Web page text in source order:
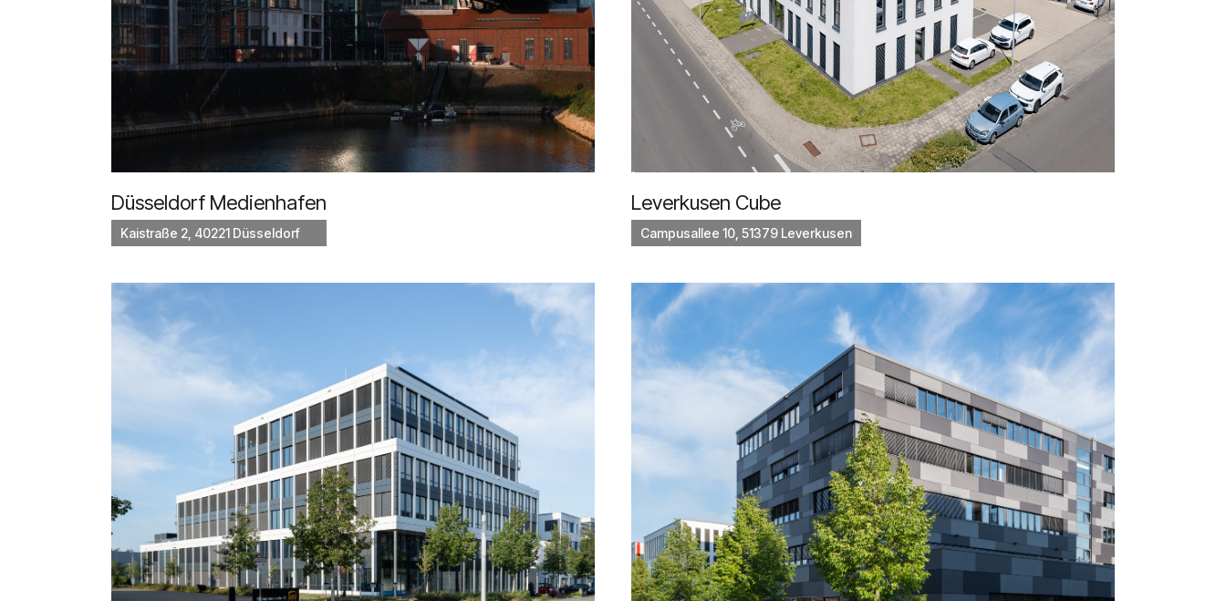
Düsseldorf Medienhafen
Kaistraße 2, 40221 Düsseldorf
Leverkusen Cube
Campusallee 10, 51379 Leverkusen